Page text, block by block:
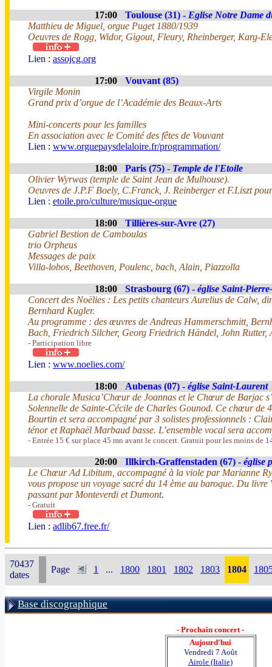
17:00 Toulouse (31) - Eglise Notre Dame
Matthieu de Miguel, orgue Puget 1880/1939
Oeuvres de Rogg, Widor, Gigout, Fleury, Rheinberger, Karg-
Lien : assojcg.org
17:00
Vouvant (85)
Virgile Monin
Grand prix d’orgue de l’Académie des Beaux-Arts
Mini-concerts pour les familles
En association avec le Comité des fêtes de Vouvant
Lien : www.orguepaysdelaloire.fr/programmation/
18:00 Paris (75) - Temple de l'Etoile
Olivier Wyrwas (temple de Saint Jean de Mulhouse).
Oeuvres de J.P.F Boely, C.Franck, J. Reinberger et F.Liszt
Lien : etoile.pro/culture/musique-orgue
18:00
Tillières-sur-Avre (27)
Gabriel Bestion de Camboulas
trio Orpheus
Messages de paix
Villa-lobos, Beethoven, Poulenc, bach, Alain, Piazzolla
18:00 Strasbourg (67) - église Saint-
Concert des Noëlies : Les petits chanteurs Aurelius de Calw,
Bernhard Kugler.
Au programme : des œuvres de Andreas Hammerschmitt,
Bach, Friedrich Silcher, Georg Friedrich Händel, John
- Participation libre
Lien : www.noelies.com/
18:00 Aubenas (07) - église Saint-Laurent
La chorale Musica’Chœur de Joannas et le Chœur de Barjac
Solennelle de Sainte-Cécile de Charles Gounod. Ce chœur de
Bourtin et sera accompagné par 3 solistes professionnels :
ténor et Raphaël Marbaud basse. L’ensemble vocal sera
- Entrée 15 € sur place 45 mn avant le concert. Gratuit pour les moins de
20:00 Illkirch-Graffenstaden (67) - église
Le Chœur Ad Libitum, accompagné à la viole par Marianne
vous propose un voyage sacré du 14 ème au baroque. Du
passant par Monteverdi et Dumont.
- Gratuit
Lien : adlib67.free.fr/
70437
dates
Page 1 ... 1800 1801 1802 1803 1804
Base discographique
- Prochain concert -
Aujourd'hui
Vendredi 7 Août
Airole (Italie)